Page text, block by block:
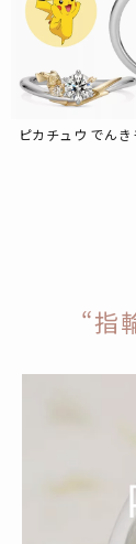
ピカチュウ でん
“指